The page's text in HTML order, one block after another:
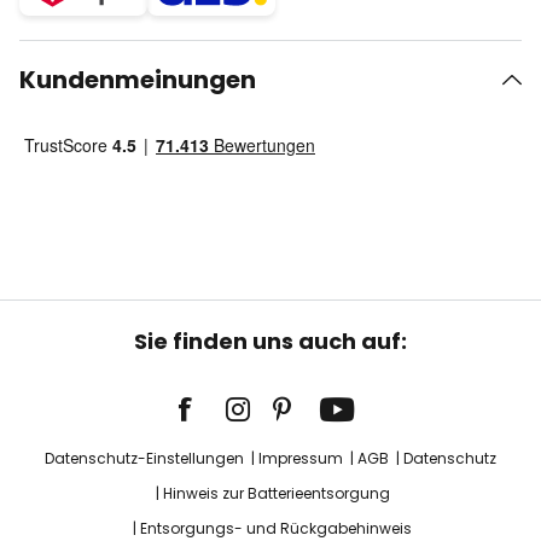
Kundenmeinungen
Sie finden uns auch auf:
Datenschutz-Einstellungen Impressum AGB
Datenschutz
Hinweis zur Batterieentsorgung
Entsorgungs- und Rückgabehinweis